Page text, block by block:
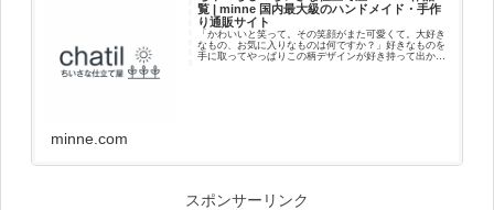
覧 | minne 国内最大級のハンドメイド・手作
り通販サイト
「かわいいと笑って。その笑顔がまた可愛くて。大好き
なもの、お気に入りなものは何ですか？」好きなものを
手に取ってやっぱりこの柄デザインが好き持って出かけ
minne.com
スポンサーリンク